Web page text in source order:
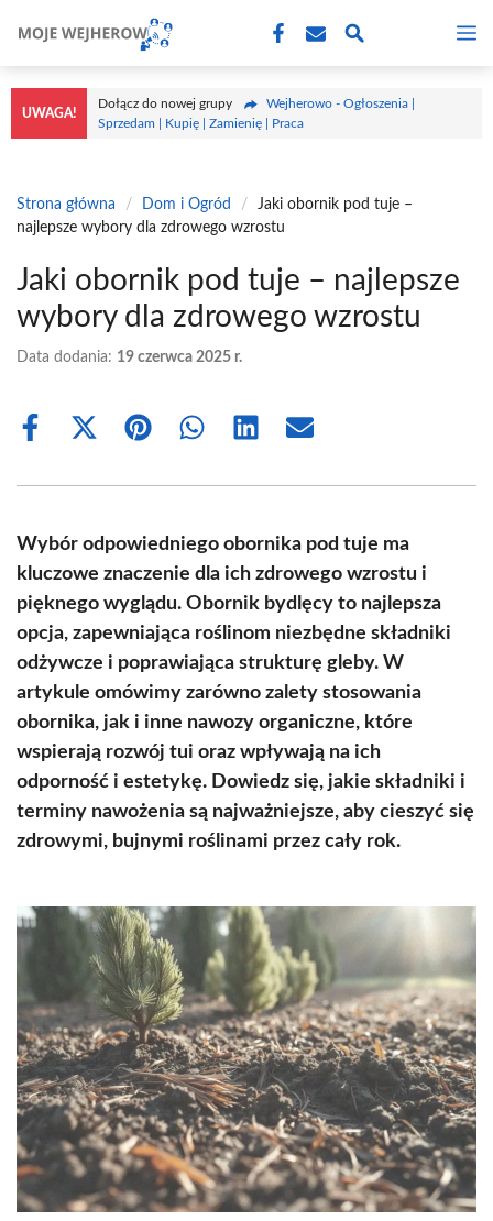
treści
UWAGA!
Dołącz do nowej grupy
Wejherowo - Ogłoszenia |
Sprzedam | Kupię | Zamienię | Praca
Strona główna / Dom i Ogród /
Jaki obornik pod tuje –
najlepsze wybory dla zdrowego wzrostu
Jaki obornik pod tuje – najlepsze
wybory dla zdrowego wzrostu
Data dodania: 19 czerwca 2025 r.
Share
Share
(Twitter)
Share Share Share Share
Wybór odpowiedniego obornika pod tuje ma
kluczowe znaczenie dla ich zdrowego wzrostu i
pięknego wyglądu. Obornik bydlęcy to najlepsza
opcja, zapewniająca roślinom niezbędne składniki
odżywcze i poprawiająca strukturę gleby. W
artykule omówimy zarówno zalety stosowania
obornika, jak i inne nawozy organiczne, które
wspierają rozwój tui oraz wpływają na ich
odporność i estetykę. Dowiedz się, jakie składniki i
terminy nawożenia są najważniejsze, aby cieszyć się
zdrowymi, bujnymi roślinami przez cały rok.